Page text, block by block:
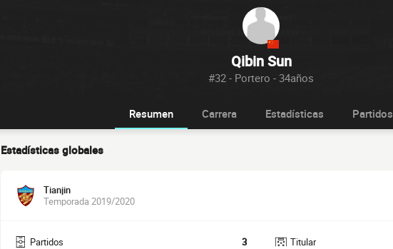
Qibin Sun
#32 - Portero - 34años
Resumen Carrera Estadísticas Partidos
Estadísticas globales
Tianjin
Temporada 2019/2020
Partidos 3 Titular